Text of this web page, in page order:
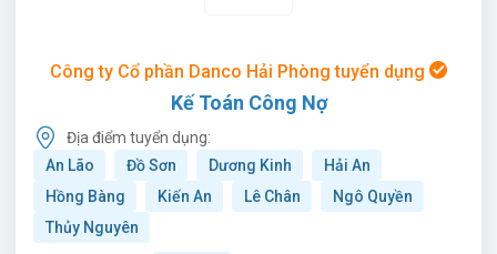
Công ty Cổ phần Danco Hải Phòng tuyển dụng
Kế Toán Công Nợ
Địa điểm tuyển dụng:
An Lão
Đồ Sơn Dương Kinh
Hải An
Hồng Bàng
Kiến An Lê Chân
Ngô Quyền
Thủy Nguyên